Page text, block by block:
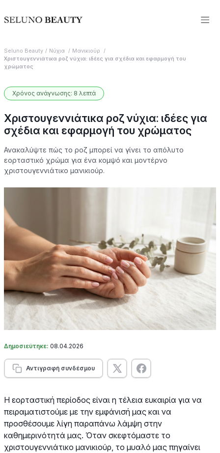
Seluno Beauty Νύχια
Μανικιούρ
Χριστουγεννιάτικα ροζ νύχια: ιδέες για σχέδια και εφαρμογή του
χρώματος
Χρόνος ανάγνωσης: 8 λεπτά
Χριστουγεννιάτικα ροζ νύχια: ιδέες για
σχέδια και εφαρμογή του χρώματος
Ανακαλύψτε πώς το ροζ μπορεί να γίνει το απόλυτο
εορταστικό χρώμα για ένα κομψό και μοντέρνο
χριστουγεννιάτικο μανικιούρ.
Δημοσιεύτηκε: 08.04.2026
Αντιγραφή συνδέσμου
Η εορταστική περίοδος είναι η τέλεια ευκαιρία για να
πειραματιστούμε με την εμφάνισή μας και να
προσθέσουμε λίγη παραπάνω λάμψη στην
καθημερινότητά μας. Όταν σκεφτόμαστε το
χριστουγεννιάτικο μανικιούρ, το μυαλό μας πηγαίνει